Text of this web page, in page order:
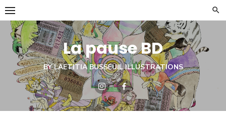
Skip
to
content
La pause BD
BY LAETITIA BUSSEUIL ILLUSTRATIONS